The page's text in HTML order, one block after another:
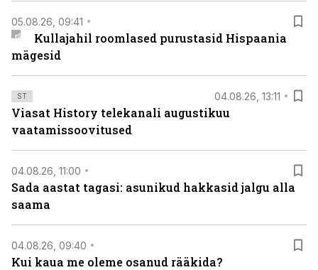
05.08.26, 09:41
Kullajahil roomlased purustasid Hispaania
mägesid
ST 04.08.26, 13:11
Viasat History telekanali augustikuu
vaatamissoovitused
04.08.26, 11:00
Sada aastat tagasi: asunikud hakkasid jalgu alla
saama
04.08.26, 09:40
Kui kaua me oleme osanud rääkida?